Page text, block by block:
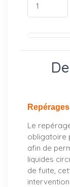
Le
obligatoire
afin de
liquides
de fuite,